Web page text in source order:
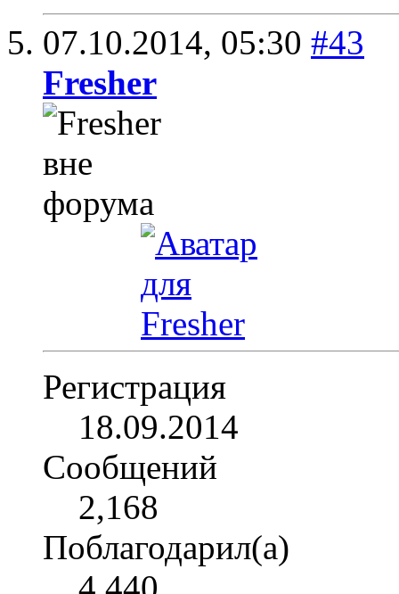
07.10.2014, 05:30 #43
Fresher
Регистрация
18.09.2014
Сообщений
2,168
Поблагодарил(а)